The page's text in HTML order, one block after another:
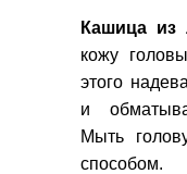
Кашица из
кожу
этого
и
Мыть
способом.